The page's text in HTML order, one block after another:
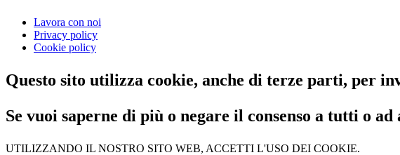
Lavora con noi
Privacy policy
Cookie policy
Questo sito utilizza cookie, anche di terze parti, per
Se vuoi saperne di più o negare il consenso a tutti o ad
UTILIZZANDO IL NOSTRO SITO WEB, ACCETTI L'USO DEI COOKIE.